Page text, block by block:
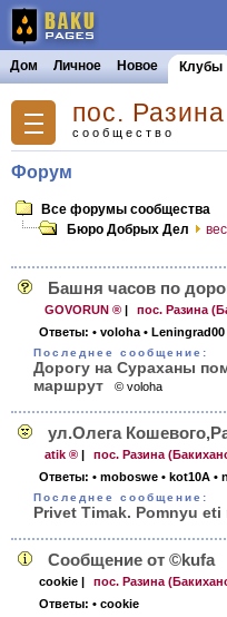
Дом Личное Новое Клубы
пос.
сообщество
Форум
Все форумы сообщества
Бюро Добрых Дел
Башня часов по
GOVORUN ® |
пос. Разина
Ответы: • voloha • Leningrad00
Последнее сообщение:
Дорогу на Сураханы
маршрут
© voloha
ул.Олега
atik ® |
пос. Разина
Ответы: • moboswe • kot10A •
Последнее сообщение:
Privet Timak. Pomnyu
Сообщение от ©kufa
cookie |
пос. Разина
Ответы: • cookie